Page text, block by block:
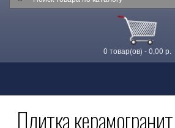
0 товар(ов) - 0,00 р.
Плитка